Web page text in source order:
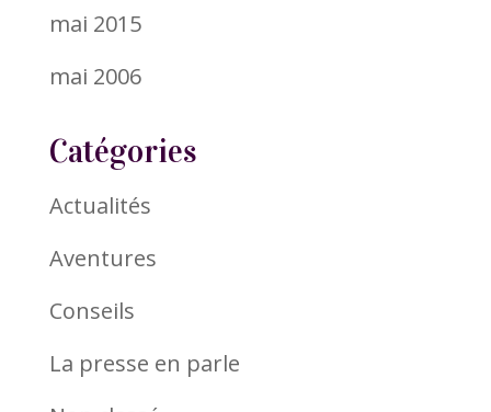
mai 2015
mai 2006
Catégories
Actualités
Aventures
Conseils
La presse en parle